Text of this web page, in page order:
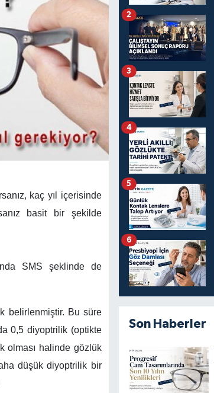
kaç yıl içerisinde
basit bir şekilde
SMS şeklinde de
belirlenmiştir. Bu süre
0,5 diyoptrilik (optikte
olması halinde gözlük
düşük diyoptrilik bir
2
3
4
5
6
Son Haberler